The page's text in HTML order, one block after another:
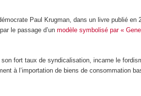
Paul Krugman, dans un livre publié en
le passage d’unmodèle symbolisé par «
fort taux de syndicalisation, incarne le
à l’importation de biens de consommation